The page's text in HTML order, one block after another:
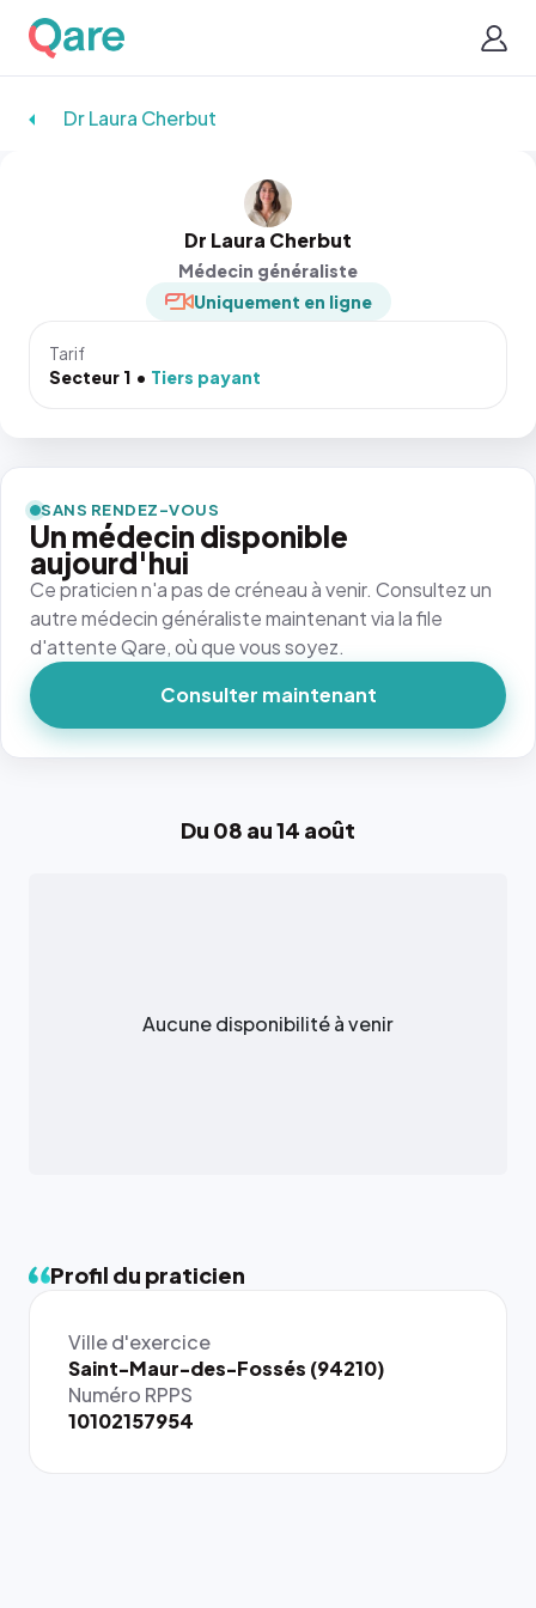
Dr Laura Cherbut
Dr Laura Cherbut
Médecin généraliste
Uniquement en ligne
Tarif
Secteur 1
Tiers payant
Du 08 au 14 août
Aucune disponibilité à venir
Profil du praticien
Ville d'exercice
Saint-Maur-des-Fossés (94210)
Numéro RPPS
10102157954
SANS RENDEZ-VOUS
Un médecin disponible
aujourd'hui
Ce praticien n'a pas de créneau à venir. Consultez un
autre médecin généraliste maintenant via la file
d'attente Qare, où que vous soyez.
Consulter maintenant
{# 40×40
: la taille
rendue par
`.profile-